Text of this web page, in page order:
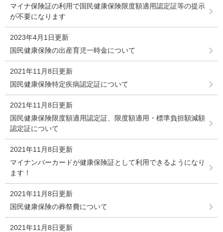
マイナ保険証の利用で国民健康保険限度額適用認定証等の提示
が不要になります
2023年4月1日更新
国民健康保険の出産育児一時金について
2021年11月8日更新
国民健康保険特定疾病認定証について
2021年11月8日更新
国民健康保険限度額適用認定証、限度額適用・標準負担額減額
認定証について
2021年11月8日更新
マイナンバーカードが健康保険証として利用できるようになり
ます！
2021年11月8日更新
国民健康保険の葬祭費について
2021年11月8日更新